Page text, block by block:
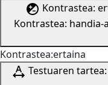
Kontrastea:
Kontrastea: handia-
Kontrastea:ertaina
Testuaren